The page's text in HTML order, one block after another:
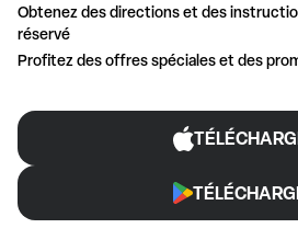
Obtenez des directions et des
réservé
Profitez des offres spéciales et des